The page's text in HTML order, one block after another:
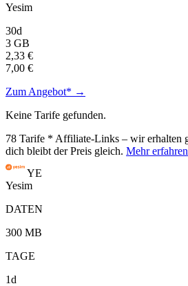
Yesim
30d
3 GB
2,33 €
7,00 €
Zum Angebot* →
Keine Tarife gefunden.
78 Tarife * Affiliate-Links – wir erhalten
dich bleibt der Preis gleich. Mehr erfahren
YE
Yesim
DATEN
300 MB
TAGE
1d